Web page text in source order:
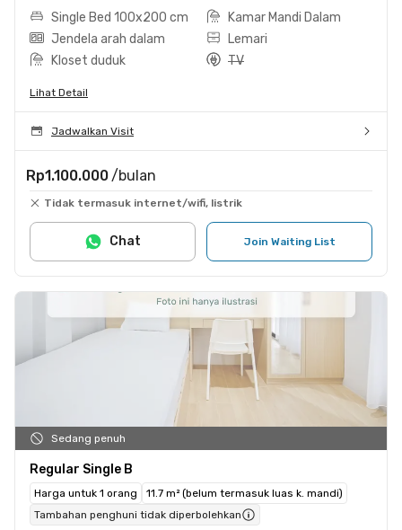
Single Bed 100x200 cm
Kamar Mandi Dalam
Jendela arah dalam
Lemari
Kloset duduk
TV
Lihat Detail
Jadwalkan Visit
Rp1.100.000 /bulan
Tidak termasuk internet/wifi, listrik
Join Waiting List
Chat
Sedang penuh
Regular Single B
Harga untuk 1 orang
11.7 m² (belum termasuk luas k. mandi)
Tambahan penghuni tidak diperbolehkan